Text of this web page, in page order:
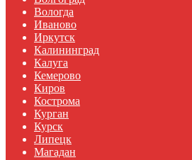
Вологда
Иваново
Иркутск
Калининград
Калуга
Кемерово
Киров
Кострома
Курган
Курск
Липецк
Магадан